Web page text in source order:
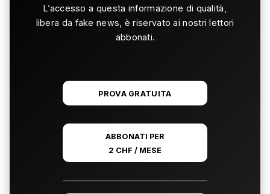
L’accesso a questa informazione di qualità,
libera da fake news, è riservato ai nostri lettori
abbonati.
PROVA GRATUITA
ABBONATI PER
2 CHF / MESE